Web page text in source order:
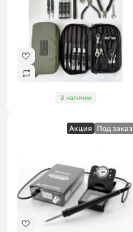
В наличии
Акция Под заказ